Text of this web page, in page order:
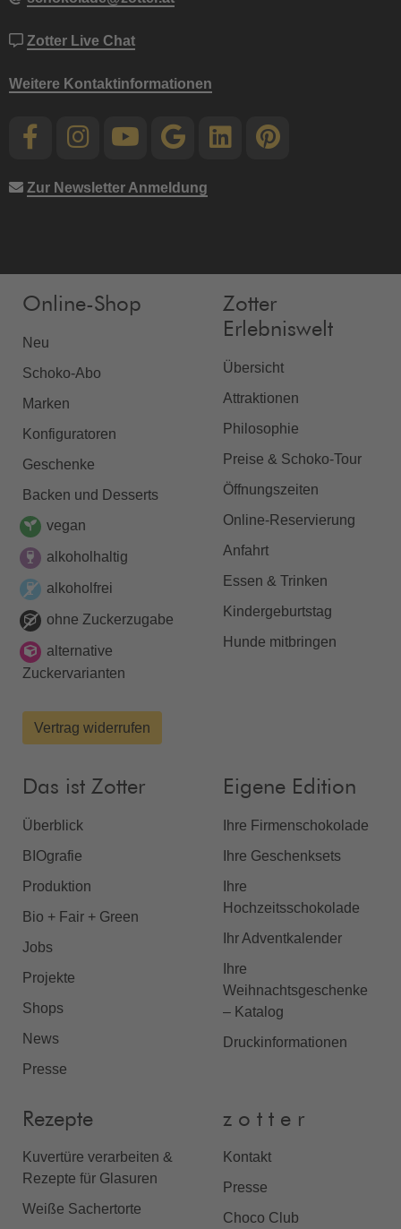
Zotter Live Chat
Weitere Kontaktinformationen
Zur Newsletter Anmeldung
Online-Shop
Neu
Schoko-Abo
Marken
Konfiguratoren
Geschenke
Backen und Desserts
vegan
alkoholhaltig
alkoholfrei
ohne Zuckerzugabe
alternative
Zuckervarianten
Vertrag widerrufen
Zotter
Erlebniswelt
Übersicht
Attraktionen
Philosophie
Preise & Schoko-Tour
Öffnungszeiten
Online-Reservierung
Anfahrt
Essen & Trinken
Kindergeburtstag
Hunde mitbringen
Das ist Zotter
Überblick
BIOgrafie
Produktion
Bio + Fair + Green
Jobs
Projekte
Shops
News
Presse
Eigene Edition
Ihre Firmenschokolade
Ihre Geschenksets
Ihre
Hochzeitsschokolade
Ihr Adventkalender
Ihre
Weihnachtsgeschenke
– Katalog
Druckinformationen
Rezepte
Kuvertüre verarbeiten &
Rezepte für Glasuren
Weiße Sachertorte
z o t t e r
Kontakt
Presse
Choco Club